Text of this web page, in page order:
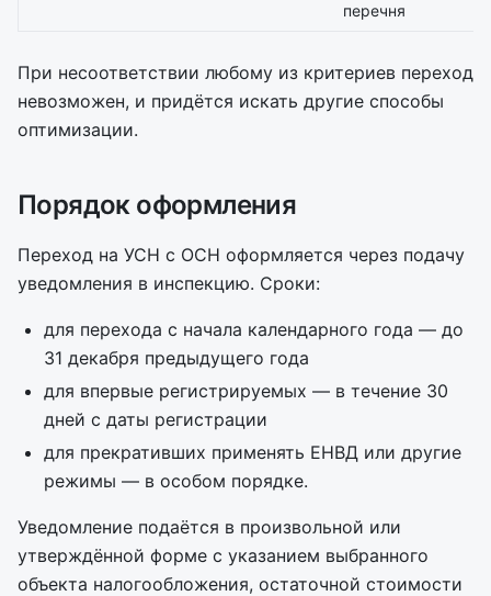
перечня
При несоответствии любому из критериев переход
невозможен, и придётся искать другие способы
оптимизации.
Порядок оформления
Переход на УСН с ОСН оформляется через подачу
уведомления в инспекцию. Сроки:
для перехода с начала календарного года — до
31 декабря предыдущего года
для впервые регистрируемых — в течение 30
дней с даты регистрации
для прекративших применять ЕНВД или другие
режимы — в особом порядке.
Уведомление подаётся в произвольной или
утверждённой форме с указанием выбранного
объекта налогообложения, остаточной стоимости